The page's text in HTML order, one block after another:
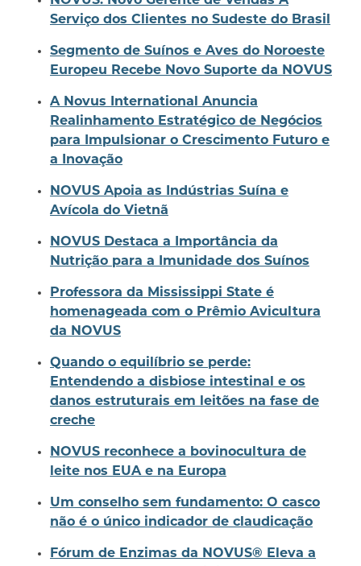
Serviço dos Clientes no Sudeste do Brasil
Segmento de Suínos e Aves do Noroeste
Europeu Recebe Novo Suporte da NOVUS
A Novus International Anuncia
Realinhamento Estratégico de Negócios
para Impulsionar o Crescimento Futuro e
a Inovação
NOVUS Apoia as Indústrias Suína e
Avícola do Vietnã
NOVUS Destaca a Importância da
Nutrição para a Imunidade dos Suínos
Professora da Mississippi State é
homenageada com o Prêmio Avicultura
da NOVUS
Quando o equilíbrio se perde:
Entendendo a disbiose intestinal e os
danos estruturais em leitões na fase de
creche
NOVUS reconhece a bovinocultura de
leite nos EUA e na Europa
Um conselho sem fundamento: O casco
não é o único indicador de claudicação
Fórum de Enzimas da NOVUS® Eleva a